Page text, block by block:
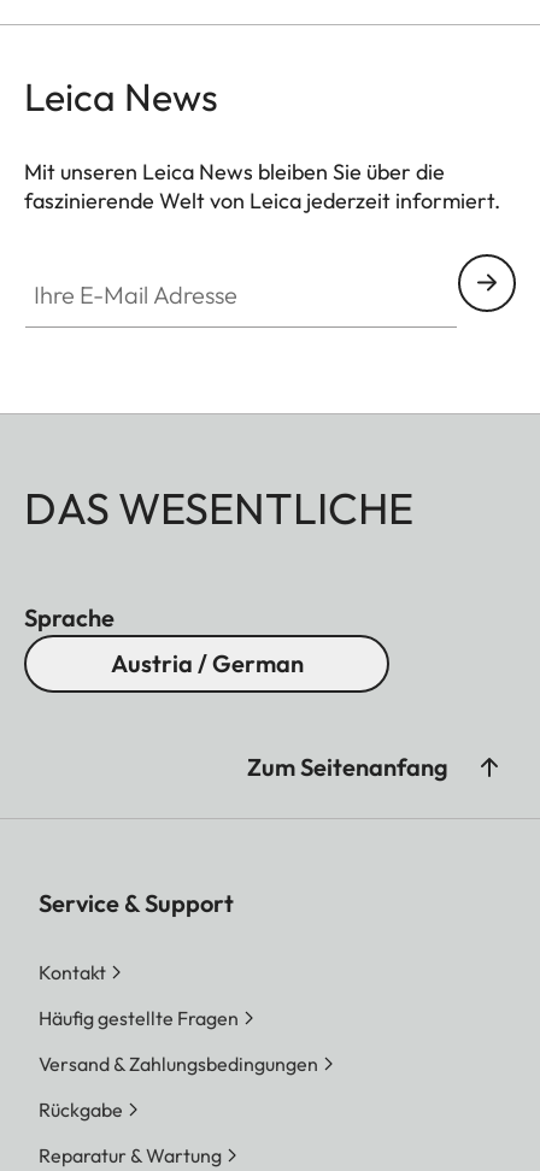
Leica News
Mit unseren Leica News bleiben Sie über die
faszinierende Welt von Leica jederzeit informiert.
DAS WESENTLICHE
Sprache
Austria / German
Zum Seitenanfang
Service & Support
Kontakt
Häufig gestellte Fragen
Versand & Zahlungsbedingungen
Rückgabe
Reparatur & Wartung